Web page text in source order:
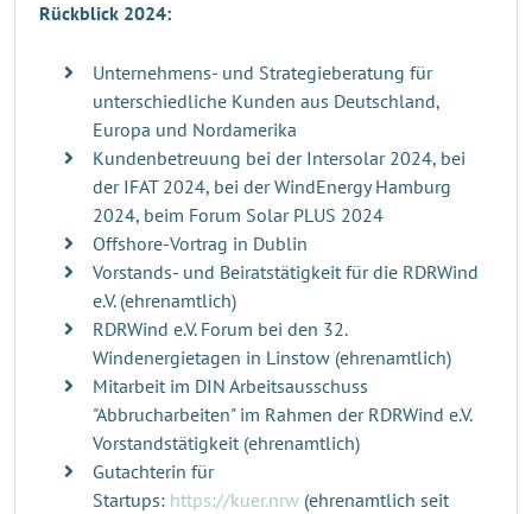
Rückblick 2024:
Unternehmens- und Strategieberatung für
unterschiedliche Kunden aus Deutschland,
Europa und Nordamerika
Kundenbetreuung bei der Intersolar 2024, bei
der IFAT 2024, bei der WindEnergy Hamburg
2024, beim Forum Solar PLUS 2024
Offshore-Vortrag in Dublin
Vorstands- und Beiratstätigkeit für die RDRWind
e.V. (ehrenamtlich)
RDRWind e.V. Forum bei den 32.
Windenergietagen in Linstow (ehrenamtlich)
Mitarbeit im DIN Arbeitsausschuss
"Abbrucharbeiten" im Rahmen der RDRWind e.V.
Vorstandstätigkeit (ehrenamtlich)
Gutachterin für
Startups: https://kuer.nrw (ehrenamtlich seit